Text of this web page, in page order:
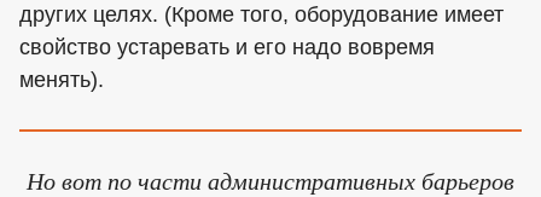
других целях. (Кроме того, оборудование имеет
свойство устаревать и его надо вовремя
менять).
Но вот по части административных барьеров